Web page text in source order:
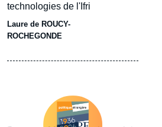
technologies de l'Ifri
Laure de ROUCY-
ROCHEGONDE
Image
principale
médiatique